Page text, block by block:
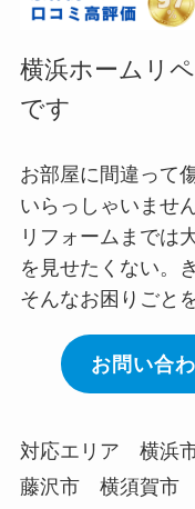
横浜ホームリ
です
お部屋に間違って
いらっしゃいませ
リフォームまでは
を見せたくない。
そんなお困りごと
お問い合
対応エリア 横浜
藤沢市 横須賀